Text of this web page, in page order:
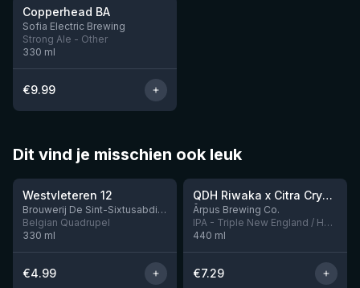
Copperhead BA
Sofia Electric Brewing
Strong Ale - Other
330 ml
€9.99
Dit vind je misschien ook leuk
★4.46
Westvleteren 12
Brouwerij De Sint-Sixtusabdij van Westvleteren
Belgian Quadrupel
330 ml
€4.99
Nog 8
★4.26
QDH Riwaka x Citra Cryo x Mosaic Cryo x Nectaron TIPA
Ārpus Brewing Co.
IPA - Triple New England / Hazy
440 ml
€7.29
★ 4.48 ★ 4.53